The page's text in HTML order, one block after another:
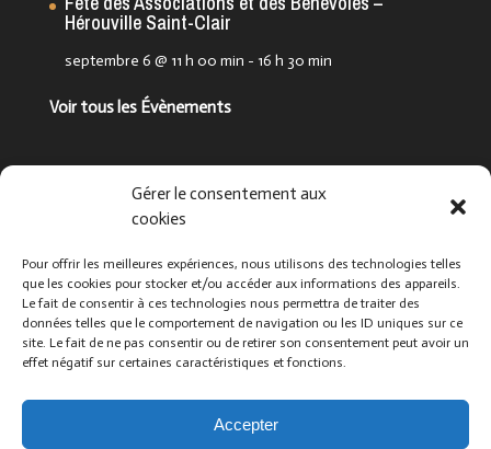
Gérer le consentement aux
cookies
Pour offrir les meilleures expériences, nous utilisons des technologies telles
que les cookies pour stocker et/ou accéder aux informations des appareils.
Le fait de consentir à ces technologies nous permettra de traiter des
données telles que le comportement de navigation ou les ID uniques sur ce
site. Le fait de ne pas consentir ou de retirer son consentement peut avoir un
effet négatif sur certaines caractéristiques et fonctions.
Accepter
Hérouville Saint-Clair
septembre 6 @ 11 h 00 min - 16 h 30 min
Voir tous les Évènements
Suivez-nous !
Que cherchez-vous ?